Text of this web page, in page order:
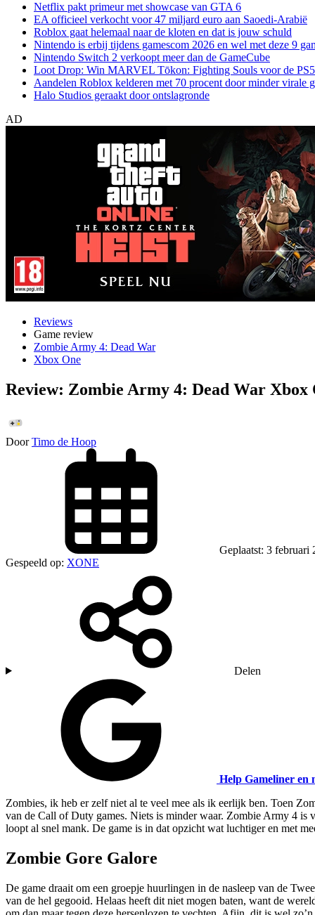
Netflix pakt primeur met showcase van GTA 6
EA officieel verkocht voor 47 miljard euro aan Saoedi-Arabië
Roblox gaat helemaal naar de kloten en dat is jouw schuld
Nintendo is erbij tijdens gamescom 2026 en wel met deze 9
Nintendo Switch 2 verkoopt meer dan de GameCube
Loot Drop: Win MARVEL Tōkon: Fighting Souls voor de PS5
Aandelen Roblox kelderen met 70 procent door minder virale
Halo Studios geraakt door ontslagronde
AD
Reviews
Game review
Zombie Army 4: Dead War
Xbox One
Review: Zombie Army 4: Dead War Xbox
Door Timo de Hoop
Geplaatst: 3 februari
Gespeeld op: XONE
Delen
Help Gameliner en
Zombies, ik heb er zelf niet al te veel mee als ik eerlijk ben. Toen
van de Call of Duty games. Niets is minder waar. Zombie Army 4 is
loopt al snel mank. De game is in dat opzicht wat luchtiger en met
Zombie Gore Galore
De game draait om een groepje huurlingen in de nasleep van de
van de hel gegooid. Helaas heeft dit niet mogen baten, want de